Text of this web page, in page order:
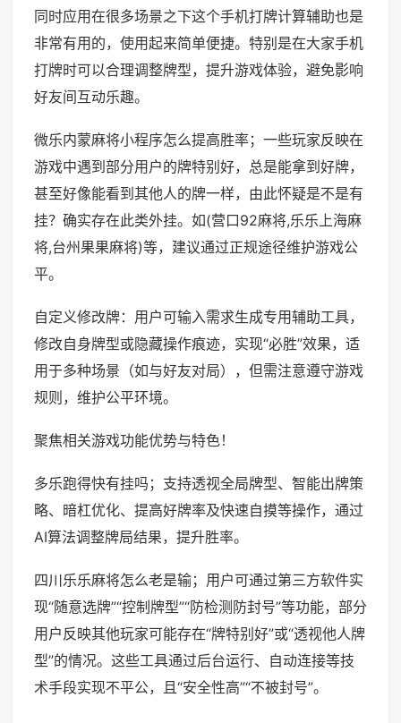
同时应用在很多场景之下这个手机打牌计算辅助也是
非常有用的，使用起来简单便捷。特别是在大家手机
打牌时可以合理调整牌型，提升游戏体验，避免影响
好友间互动乐趣。
微乐内蒙麻将小程序怎么提高胜率；一些玩家反映在
游戏中遇到部分用户的牌特别好，总是能拿到好牌，
甚至好像能看到其他人的牌一样，由此怀疑是不是有
挂？确实存在此类外挂。如(营口92麻将,乐乐上海麻
将,台州果果麻将)等，建议通过正规途径维护游戏公
平。
自定义修改牌：用户可输入需求生成专用辅助工具，
修改自身牌型或隐藏操作痕迹，实现“必胜”效果，适
用于多种场景（如与好友对局），但需注意遵守游戏
规则，维护公平环境。
聚焦相关游戏功能优势与特色！
多乐跑得快有挂吗；支持透视全局牌型、智能出牌策
略、暗杠优化、提高好牌率及快速自摸等操作，通过
AI算法调整牌局结果，提升胜率。
四川乐乐麻将怎么老是输；用户可通过第三方软件实
现“随意选牌”“控制牌型”“防检测防封号”等功能，部分
用户反映其他玩家可能存在“牌特别好”或“透视他人牌
型”的情况。这些工具通过后台运行、自动连接等技
术手段实现不平公，且“安全性高”“不被封号”。